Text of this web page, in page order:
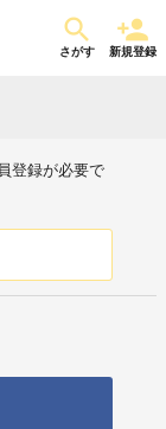
さがす 新規登録
登録が必要で